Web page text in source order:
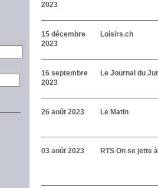
2023
15 décembre
2023
Loisirs.ch
16 septembre
2023
Le Journal du
26 août 2023 Le Matin
03 août 2023 RTS On se jette